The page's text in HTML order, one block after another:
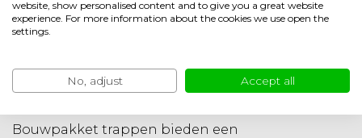
Bouwpakket trap
Bouwpakket trappen bieden een
website, show personalised content and to give you a great website
experience. For more information about the cookies we use open the
settings.
No, adjust Accept all